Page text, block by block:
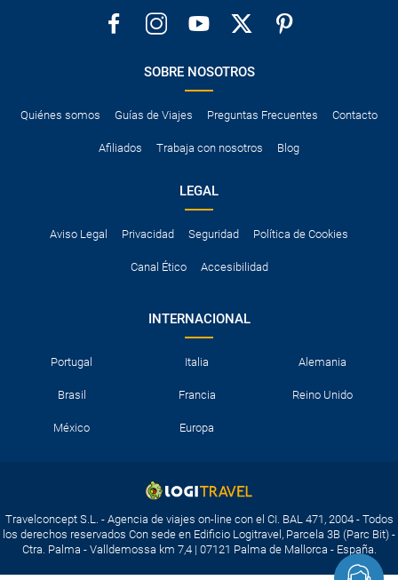
SOBRE NOSOTROS
Quiénes somos Guías de Viajes Preguntas Frecuentes Contacto
Afiliados Trabaja con nosotros Blog
LEGAL
Aviso Legal Privacidad Seguridad Política de Cookies
Canal Ético Accesibilidad
INTERNACIONAL
Portugal Italia Alemania
Brasil Francia Reino Unido
México Europa
Travelconcept S.L. - Agencia de viajes on-line con el CI. BAL 471, 2004 - Todos
los derechos reservados Con sede en Edificio Logitravel, Parcela 3B (Parc Bit) -
Ctra. Palma - Valldemossa km 7,4 | 07121 Palma de Mallorca - España.